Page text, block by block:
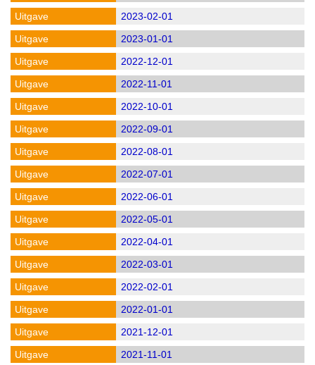
2023-02-01
2023-01-01
2022-12-01
2022-11-01
2022-10-01
2022-09-01
2022-08-01
2022-07-01
2022-06-01
2022-05-01
2022-04-01
2022-03-01
2022-02-01
2022-01-01
2021-12-01
2021-11-01